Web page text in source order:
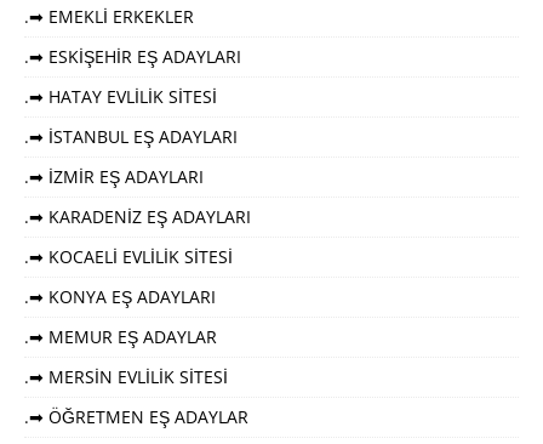
.➡ EMEKLİ ERKEKLER
.➡ ESKİŞEHİR EŞ ADAYLARI
.➡ HATAY EVLİLİK SİTESİ
.➡ İSTANBUL EŞ ADAYLARI
.➡ İZMİR EŞ ADAYLARI
.➡ KARADENİZ EŞ ADAYLARI
.➡ KOCAELİ EVLİLİK SİTESİ
.➡ KONYA EŞ ADAYLARI
.➡ MEMUR EŞ ADAYLAR
.➡ MERSİN EVLİLİK SİTESİ
.➡ ÖĞRETMEN EŞ ADAYLAR